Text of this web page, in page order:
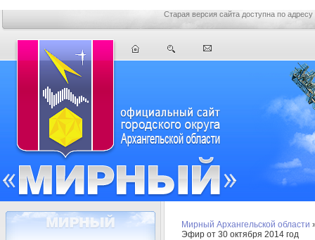
Старая версия сайта доступна по адресу
Мирный Архангельской области
Эфир от 30 октября 2014 год